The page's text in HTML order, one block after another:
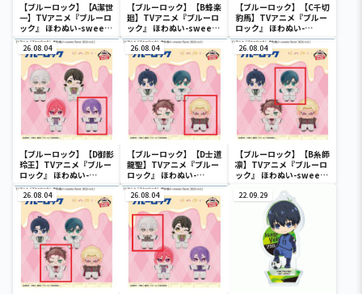
【ブルーロック】【A潔世
一】TVアニメ『ブルーロ
ック』 ほわぬい-sweets
flavor 2026-vol.1
【ブルーロック】【B蜂楽
廻】TVアニメ『ブルーロ
ック』 ほわぬい-sweets
flavor 2026-vol.2
【ブルーロック】【C千切
豹馬】TVアニメ『ブルー
ロック』 ほわぬい-
sweets flavor 2026-
vol.2
26.08.04
【ブルーロック】【D御影
玲王】TVアニメ『ブルー
ロック』 ほわぬい-
sweets flavor 2026-
vol.2
26.08.04
【ブルーロック】【D士道
龍聖】TVアニメ『ブルー
ロック』 ほわぬい-
sweets flavor 2026-
vol.1
26.08.04
【ブルーロック】【B糸師
凛】TVアニメ『ブルーロ
ック』 ほわぬい-sweets
26.08.04 26.08.04 22.09.29